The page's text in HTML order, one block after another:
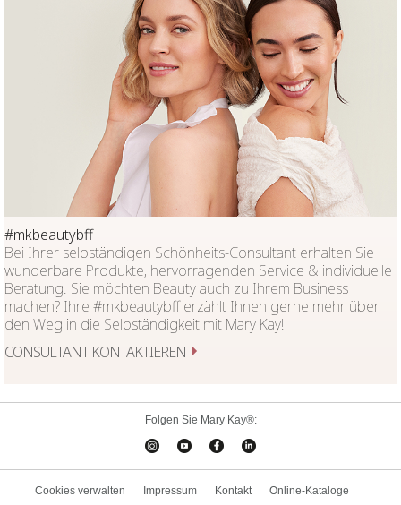
#mkbeautybff
Bei Ihrer selbständigen Schönheits-Consultant erhalten Sie
wunderbare Produkte, hervorragenden Service & individuelle
Beratung. Sie möchten Beauty auch zu Ihrem Business
machen? Ihre #mkbeautybff erzählt Ihnen gerne mehr über
den Weg in die Selbständigkeit mit Mary Kay!
CONSULTANT KONTAKTIEREN
Folgen Sie Mary Kay®:
Cookies verwalten Impressum Kontakt Online-Kataloge